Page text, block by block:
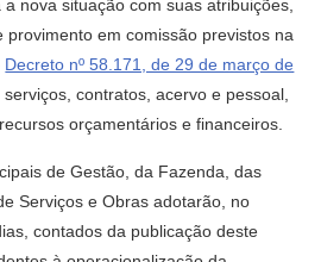
nova situação com suas atribuições,
provimento em comissão previstos na
Decreto nº 58.171, de 29 de março de
serviços, contratos, acervo e pessoal,
orçamentários e financeiros.
de Gestão, da Fazenda, das
Serviços e Obras adotarão, no
contados da publicação deste